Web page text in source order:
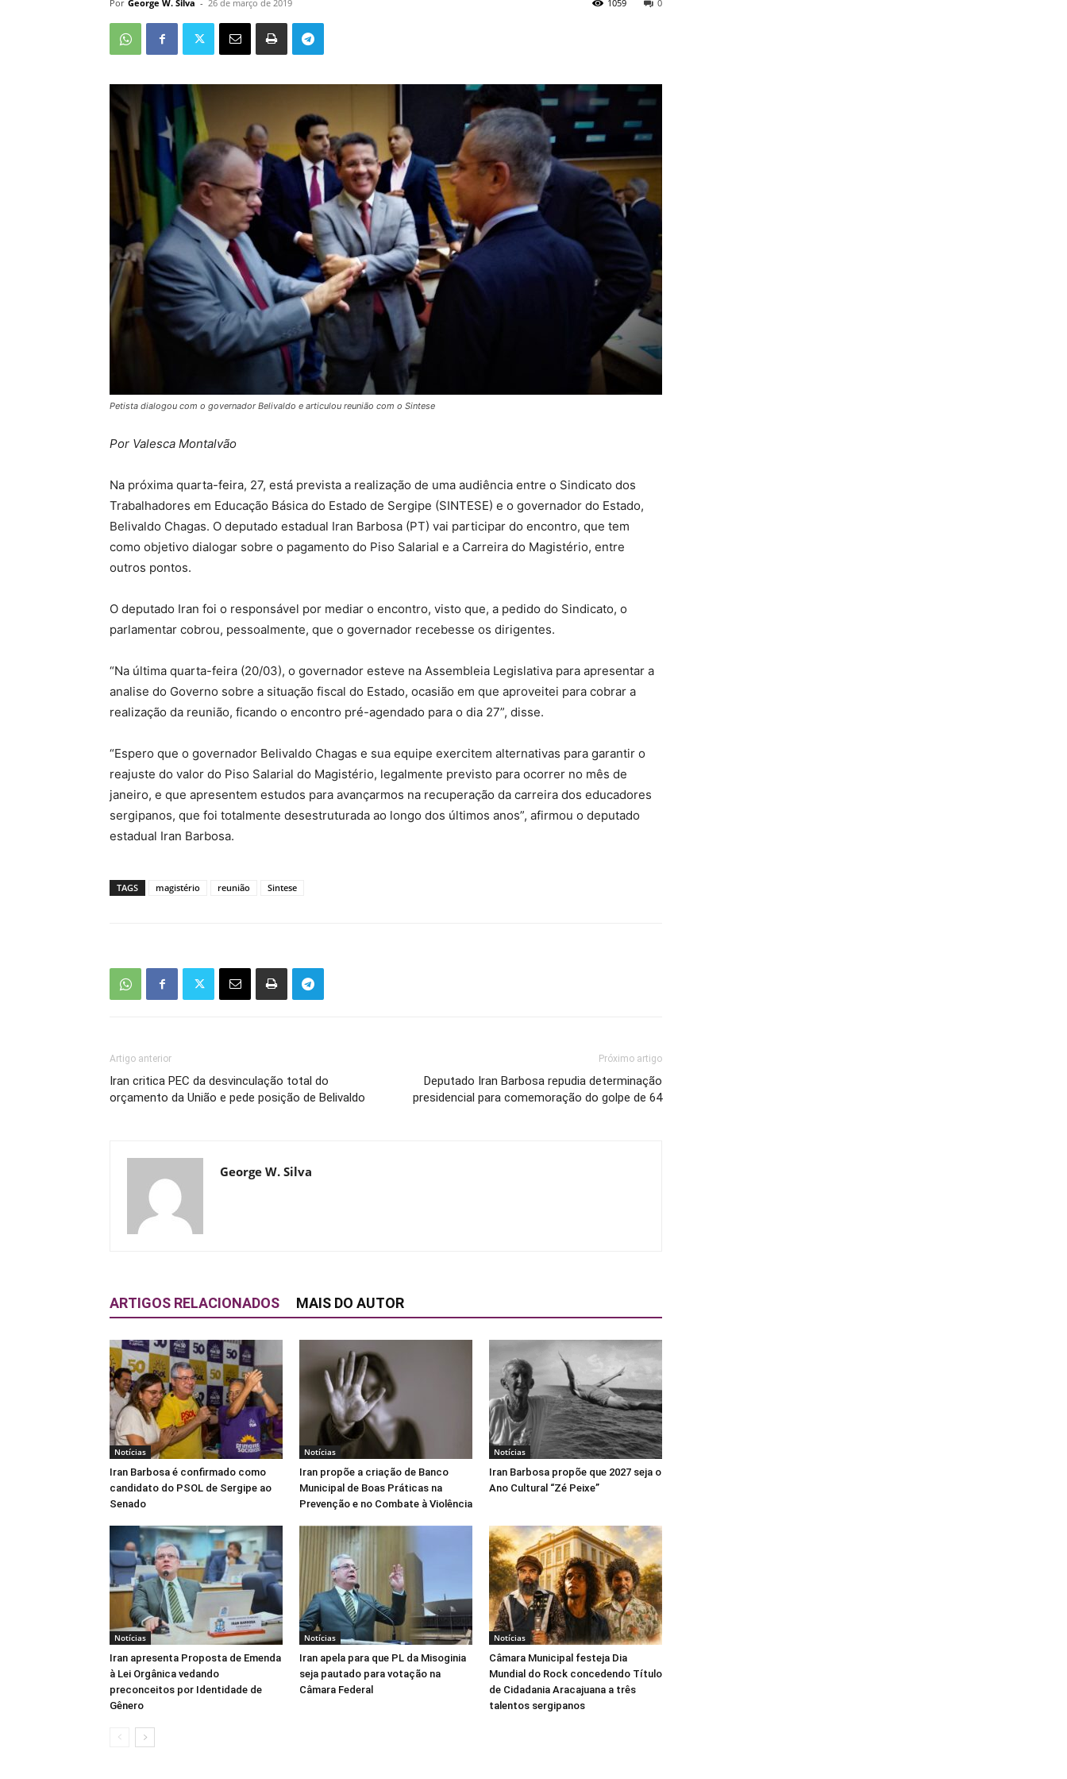
Por George W. Silva - 26 de março de 2019 0
1059
Petista dialogou com o governador Belivaldo e articulou reunião com o Sintese
Por Valesca Montalvão
Na próxima quarta-feira, 27, está prevista a realização de uma audiência entre o Sindicato dos
Trabalhadores em Educação Básica do Estado de Sergipe (SINTESE) e o governador do Estado,
Belivaldo Chagas. O deputado estadual Iran Barbosa (PT) vai participar do encontro, que tem
como objetivo dialogar sobre o pagamento do Piso Salarial e a Carreira do Magistério, entre
outros pontos.
O deputado Iran foi o responsável por mediar o encontro, visto que, a pedido do Sindicato, o
parlamentar cobrou, pessoalmente, que o governador recebesse os dirigentes.
“Na última quarta-feira (20/03), o governador esteve na Assembleia Legislativa para apresentar a
analise do Governo sobre a situação fiscal do Estado, ocasião em que aproveitei para cobrar a
realização da reunião, ficando o encontro pré-agendado para o dia 27”, disse.
“Espero que o governador Belivaldo Chagas e sua equipe exercitem alternativas para garantir o
reajuste do valor do Piso Salarial do Magistério, legalmente previsto para ocorrer no mês de
janeiro, e que apresentem estudos para avançarmos na recuperação da carreira dos educadores
sergipanos, que foi totalmente desestruturada ao longo dos últimos anos”, afirmou o deputado
estadual Iran Barbosa.
TAGS magistério reunião Sintese
Artigo anterior
Iran critica PEC da desvinculação total do
orçamento da União e pede posição de Belivaldo
Próximo artigo
Deputado Iran Barbosa repudia determinação
presidencial para comemoração do golpe de 64
George W. Silva
ARTIGOS RELACIONADOS MAIS DO AUTOR
Notícias
Iran Barbosa é confirmado como
candidato do PSOL de Sergipe ao
Senado
Notícias
Iran propõe a criação de Banco
Municipal de Boas Práticas na
Prevenção e no Combate à Violência
Notícias
Iran Barbosa propõe que 2027 seja o
Ano Cultural “Zé Peixe”
Notícias
Iran apresenta Proposta de Emenda
à Lei Orgânica vedando
preconceitos por Identidade de
Gênero
Notícias
Iran apela para que PL da Misoginia
seja pautado para votação na
Câmara Federal
Notícias
Câmara Municipal festeja Dia
Mundial do Rock concedendo Título
de Cidadania Aracajuana a três
talentos sergipanos